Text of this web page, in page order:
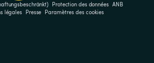
Protection des données ANB
légales
Presse Paramètres des cookies